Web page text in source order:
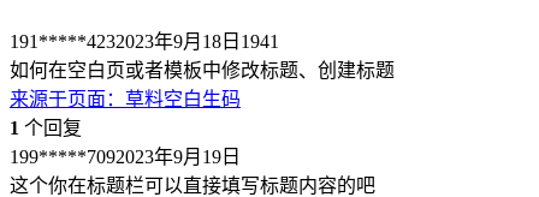
191*****4232023年9月18日 1941
如何在空白页或者模板中修改标题、创建标题
来源于页面 ： 草料空白生码
1 个回复
199*****7092023年9月19日
这个你在标题栏可以直接填写标题内容的吧